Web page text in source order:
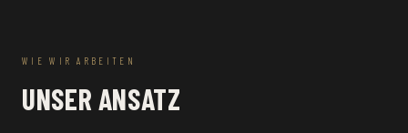
WIE WIR ARBEITEN
UNSER ANSATZ